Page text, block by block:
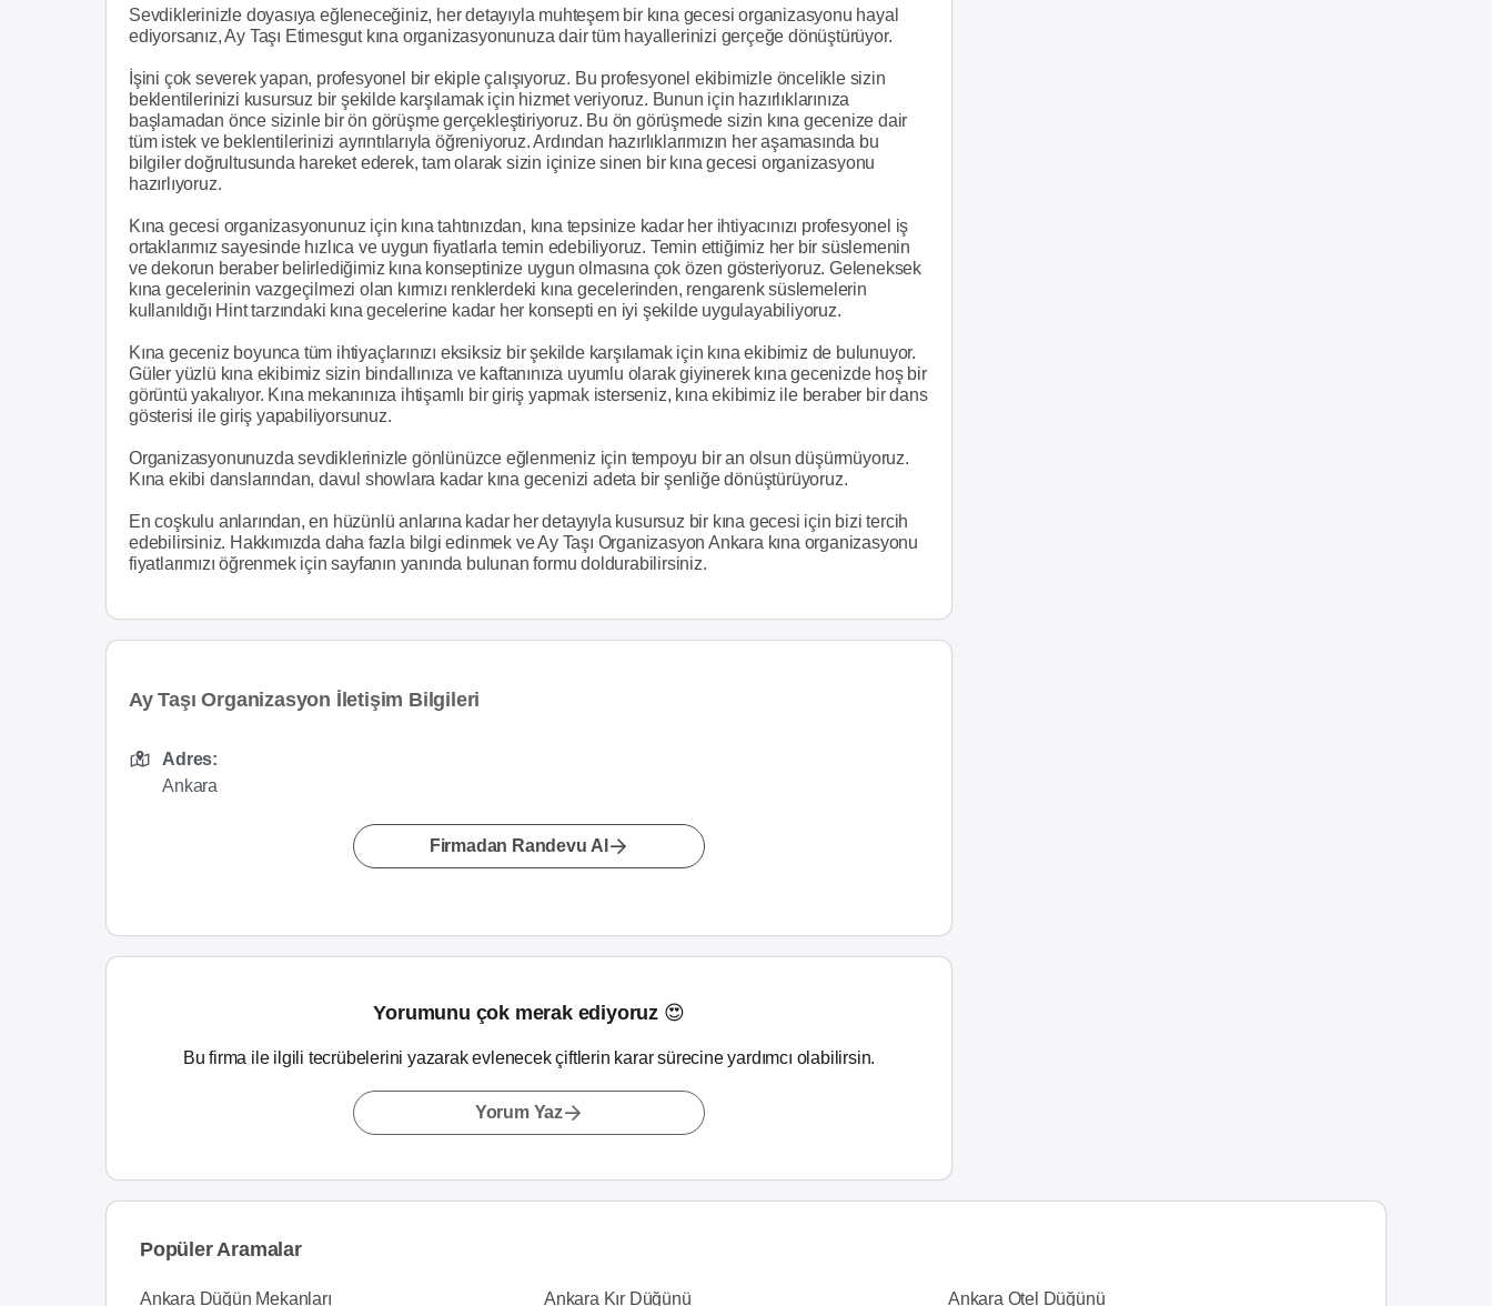
Sevdiklerinizle doyasıya eğleneceğiniz, her detayıyla muhteşem bir kına gecesi organizasyonu hayal
ediyorsanız, Ay Taşı Etimesgut kına organizasyonunuza dair tüm hayallerinizi gerçeğe dönüştürüyor.
İşini çok severek yapan, profesyonel bir ekiple çalışıyoruz. Bu profesyonel ekibimizle öncelikle sizin
beklentilerinizi kusursuz bir şekilde karşılamak için hizmet veriyoruz. Bunun için hazırlıklarınıza
başlamadan önce sizinle bir ön görüşme gerçekleştiriyoruz. Bu ön görüşmede sizin kına gecenize dair
tüm istek ve beklentilerinizi ayrıntılarıyla öğreniyoruz. Ardından hazırlıklarımızın her aşamasında bu
bilgiler doğrultusunda hareket ederek, tam olarak sizin içinize sinen bir kına gecesi organizasyonu
hazırlıyoruz.
Kına gecesi organizasyonunuz için kına tahtınızdan, kına tepsinize kadar her ihtiyacınızı profesyonel iş
ortaklarımız sayesinde hızlıca ve uygun fiyatlarla temin edebiliyoruz. Temin ettiğimiz her bir süslemenin
ve dekorun beraber belirlediğimiz kına konseptinize uygun olmasına çok özen gösteriyoruz. Geleneksek
kına gecelerinin vazgeçilmezi olan kırmızı renklerdeki kına gecelerinden, rengarenk süslemelerin
kullanıldığı Hint tarzındaki kına gecelerine kadar her konsepti en iyi şekilde uygulayabiliyoruz.
Kına geceniz boyunca tüm ihtiyaçlarınızı eksiksiz bir şekilde karşılamak için kına ekibimiz de bulunuyor.
Güler yüzlü kına ekibimiz sizin bindallınıza ve kaftanınıza uyumlu olarak giyinerek kına gecenizde hoş bir
görüntü yakalıyor. Kına mekanınıza ihtişamlı bir giriş yapmak isterseniz, kına ekibimiz ile beraber bir dans
gösterisi ile giriş yapabiliyorsunuz.
Organizasyonunuzda sevdiklerinizle gönlünüzce eğlenmeniz için tempoyu bir an olsun düşürmüyoruz.
Kına ekibi danslarından, davul showlara kadar kına gecenizi adeta bir şenliğe dönüştürüyoruz.
En coşkulu anlarından, en hüzünlü anlarına kadar her detayıyla kusursuz bir kına gecesi için bizi tercih
edebilirsiniz. Hakkımızda daha fazla bilgi edinmek ve Ay Taşı Organizasyon Ankara kına organizasyonu
fiyatlarımızı öğrenmek için sayfanın yanında bulunan formu doldurabilirsiniz.
Ay Taşı Organizasyon İletişim Bilgileri
Adres:
Ankara
Firmadan Randevu Al
Yorumunu çok merak ediyoruz 😍
Bu firma ile ilgili tecrübelerini yazarak evlenecek çiftlerin karar sürecine yardımcı olabilirsin.
Yorum Yaz
Popüler Aramalar
Ankara Düğün Mekanları Ankara Kır Düğünü Ankara Otel Düğünü